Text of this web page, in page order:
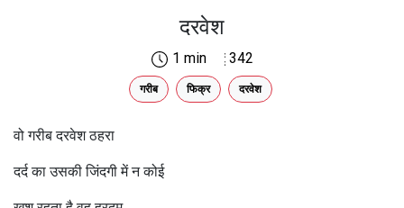
दरवेश
1 min 342
गरीब फिक्र दरवेश
वो गरीब दरवेश ठहरा
दर्द का उसकी जिंदगी में न कोई